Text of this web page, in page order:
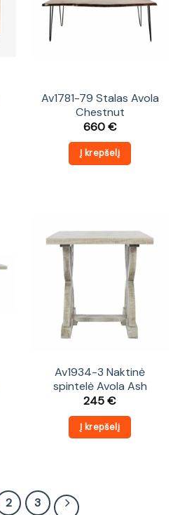
Av1781-79 Stalas Avola
Chestnut
660€
Į krepšelį
Av1934-3 Naktinė
spintelė Avola Ash
245€
Į krepšelį
2 3